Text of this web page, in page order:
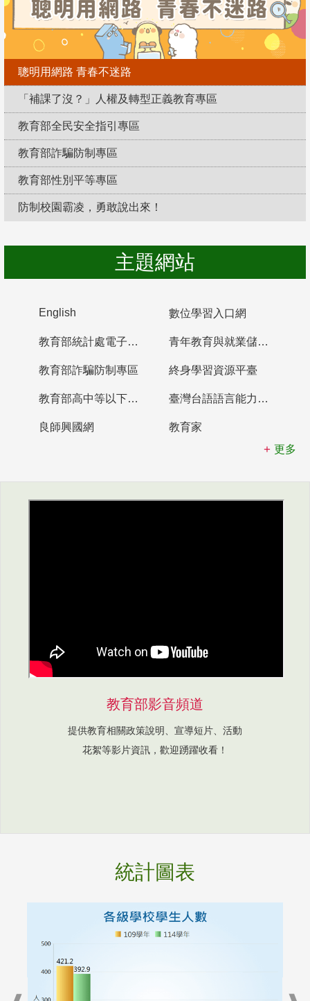
聰明用網路 青春不迷路
「補課了沒？」人權及轉型正義教育專區
教育部全民安全指引專區
教育部詐騙防制專區
教育部性別平等專區
防制校園霸凌，勇敢說出來！
主題網站
English 數位學習入口網
教育部統計處電子書櫃 青年教育與就業儲蓄帳戶
教育部詐騙防制專區 終身學習資源平臺
教育部高中等以下學校及幼兒園教師資格檢定考試 臺灣台語語言能力認證網站
良師興國網
教育家
更多
教育部影音頻道
提供教育相關政策說明、宣導短片、活動
花絮等影片資訊，歡迎踴躍收看！
統計圖表